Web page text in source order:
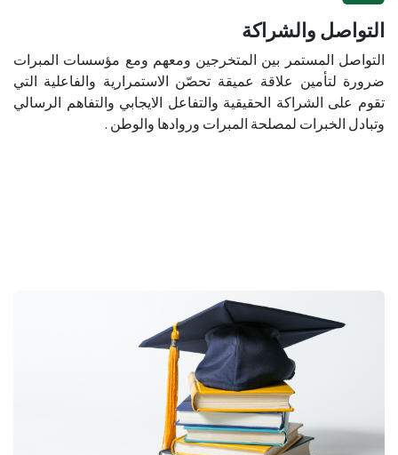
التواصل والشراكة
التواصل المستمر بين المتخرجين ومعهم ومع مؤسسات المبرات
ضرورة لتأمين علاقة عميقة تحصّن الاستمرارية والفاعلية التي
تقوم على الشراكة الحقيقية والتفاعل الايجابي والتفاهم الرسالي
وتبادل الخبرات لمصلحة المبرات وروادها والوطن .